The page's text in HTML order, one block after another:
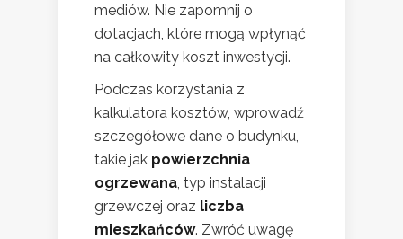
mediów. Nie zapomnij o
dotacjach, które mogą wpłynąć
na całkowity koszt inwestycji.
Podczas korzystania z
kalkulatora kosztów, wprowadź
szczegółowe dane o budynku,
takie jak powierzchnia
ogrzewana, typ instalacji
grzewczej oraz liczba
mieszkańców. Zwróć uwagę